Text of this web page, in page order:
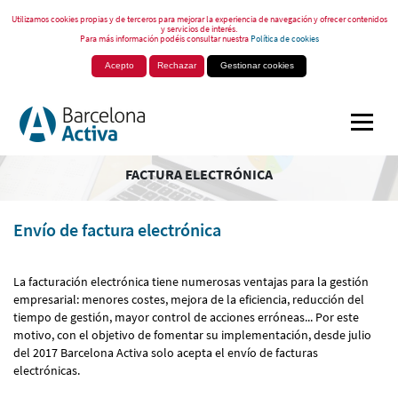
Utilizamos cookies propias y de terceros para mejorar la experiencia de navegación y ofrecer contenidos
y servicios de interés.
Para más información podéis consultar nuestraPolítica de cookies
Acepto Rechazar Gestionar cookies
FACTURA ELECTRÓNICA
Envío de factura electrónica
La facturación electrónica tiene numerosas ventajas para la gestión
empresarial: menores costes, mejora de la eficiencia, reducción del
tiempo de gestión, mayor control de acciones erróneas... Por este
motivo, con el objetivo de fomentar su implementación, desde julio
del 2017 Barcelona Activa solo acepta el envío de facturas
electrónicas.